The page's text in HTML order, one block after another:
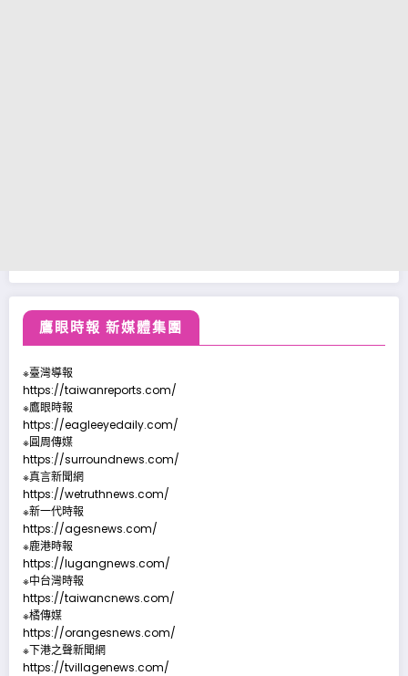
鷹眼時報 新媒體集團
※臺灣導報
https://taiwanreports.com/
※鷹眼時報
https://eagleeyedaily.com/
※圓周傳媒
https://surroundnews.com/
※真言新聞網
https://wetruthnews.com/
※新一代時報
https://agesnews.com/
※鹿港時報
https://lugangnews.com/
※中台灣時報
https://taiwancnews.com/
※橘傳媒
https://orangesnews.com/
※下港之聲新聞網
https://tvillagenews.com/